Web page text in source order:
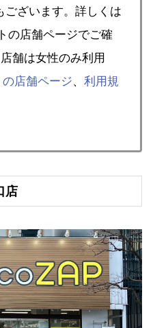
ございます。詳しくは
の店舗ページでご確
舗は女性のみ利用
店舗ページ、 利用規
店